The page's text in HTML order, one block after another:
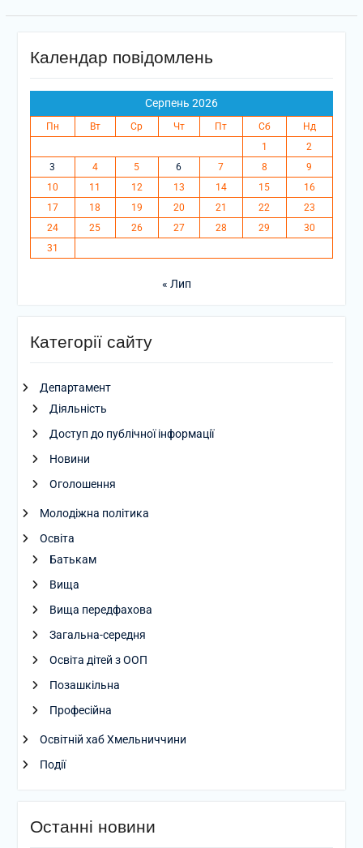
Календар повідомлень
Серпень 2026
Пн Вт Ср Чт Пт Сб
Нд
1
2
3
4 5 6 7 8
9
10
11 12 13 14 15
16
17
18 19 20 21 22
23
24
25 26 27 28 29
30
31
« Лип
Категорії сайту
Департамент
Діяльність
Доступ до публічної інформації
Новини
Оголошення
Молодіжна політика
Освіта
Батькам
Вища
Вища передфахова
Загальна-середня
Освіта дітей з ООП
Позашкільна
Професійна
Освітній хаб Хмельниччини
Події
Останні новини